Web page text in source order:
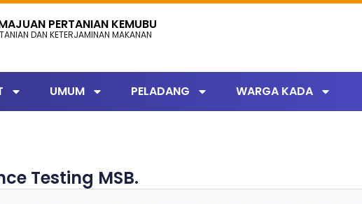
PERTANIAN KEMUBU
DAN KETERJAMINAN MAKANAN
UMUM PELADANG WARGA KADA
Testing MSB.